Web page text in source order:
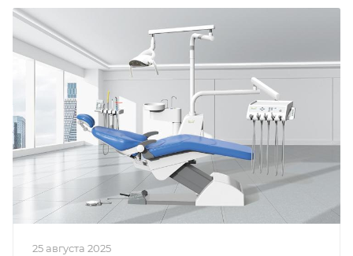
25 августа 2025